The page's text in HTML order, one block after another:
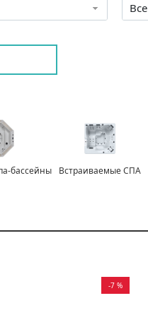
Все
бассейны Встраиваемые СПА
-7 %